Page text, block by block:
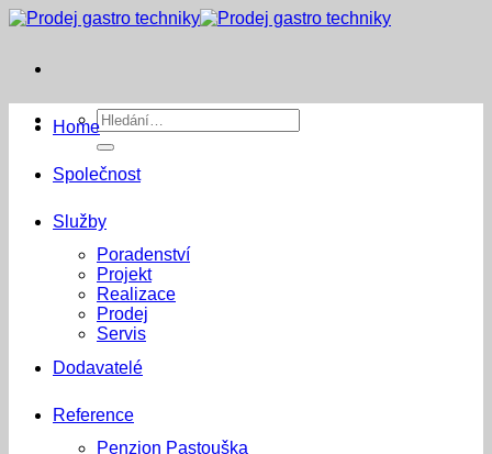
Přeskočit
Hledat:
Home
Společnost
Služby
Poradenství
Projekt
Realizace
Prodej
Servis
Dodavatelé
Reference
Penzion Pastouška